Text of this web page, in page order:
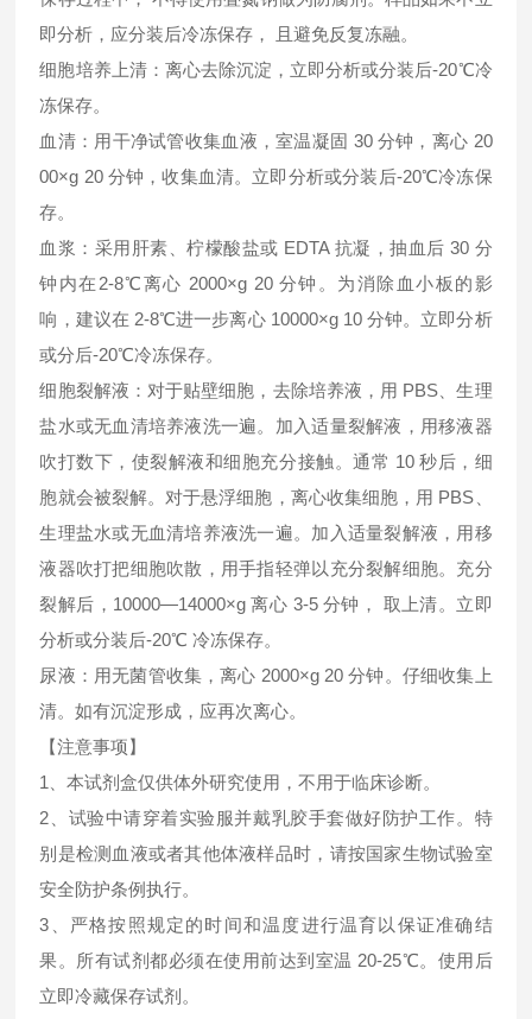
即分析，应分装后冷冻保存， 且避免反复冻融。
细胞培养上清：离心去除沉淀，立即分析或分装后-20℃冷
冻保存。
血清：用干净试管收集血液，室温凝固 30 分钟，离心 20
00×g 20 分钟，收集血清。立即分析或分装后-20℃冷冻保
存。
血浆：采用肝素、柠檬酸盐或 EDTA 抗凝，抽血后 30 分
钟内在2-8℃离心 2000×g 20 分钟。为消除血小板的影
响，建议在 2-8℃进一步离心 10000×g 10 分钟。立即分析
或分后-20℃冷冻保存。
细胞裂解液：对于贴壁细胞，去除培养液，用 PBS、生理
盐水或无血清培养液洗一遍。加入适量裂解液，用移液器
吹打数下，使裂解液和细胞充分接触。通常 10 秒后，细
胞就会被裂解。对于悬浮细胞，离心收集细胞，用 PBS、
生理盐水或无血清培养液洗一遍。加入适量裂解液，用移
液器吹打把细胞吹散，用手指轻弹以充分裂解细胞。充分
裂解后，10000—14000×g 离心 3-5 分钟， 取上清。立即
分析或分装后-20℃ 冷冻保存。
尿液：用无菌管收集，离心 2000×g 20 分钟。仔细收集上
清。如有沉淀形成，应再次离心。
【注意事项】
1、本试剂盒仅供体外研究使用，不用于临床诊断。
2、试验中请穿着实验服并戴乳胶手套做好防护工作。特
别是检测血液或者其他体液样品时，请按国家生物试验室
安全防护条例执行。
3、严格按照规定的时间和温度进行温育以保证准确结
果。所有试剂都必须在使用前达到室温 20-25℃。使用后
立即冷藏保存试剂。